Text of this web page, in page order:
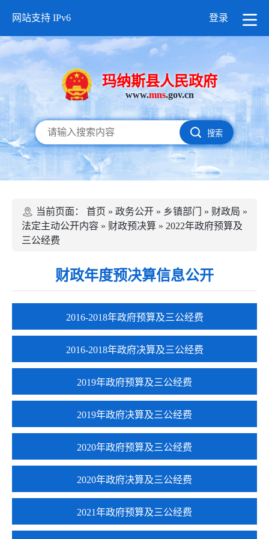
网站支持 IPv6 登录
玛纳斯县人民政府
www.mns.gov.cn
搜索
当前页面： 首页 » 政务公开 » 乡镇部门 » 财政局 »
法定主动公开内容 » 财政预决算 » 2022年政府预算及
三公经费
财政年度预决算信息公开
2016-2018年政府预算及三公经费
2016-2018年政府决算及三公经费
2019年政府预算及三公经费
2019年政府决算及三公经费
2020年政府预算及三公经费
2020年政府决算及三公经费
2021年政府预算及三公经费